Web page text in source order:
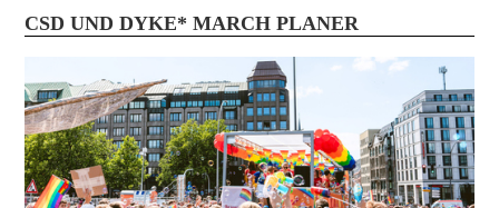
CSD UND DYKE* MARCH PLANER